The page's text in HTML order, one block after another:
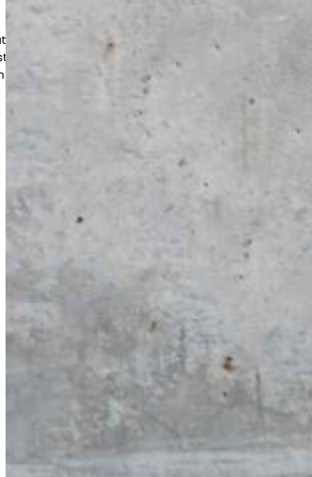
julkisille toimijoille luotettavasti
mukaisesti. Huomioimme tilojen
pitkän käyttöiän.